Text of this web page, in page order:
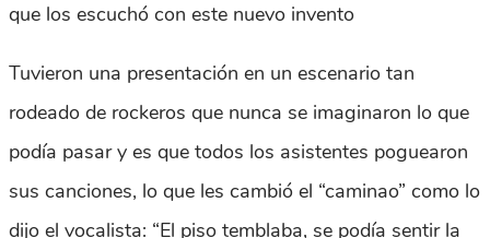
que los escuchó con este nuevo invento
Tuvieron una presentación en un escenario tan
rodeado de rockeros que nunca se imaginaron lo que
podía pasar y es que todos los asistentes poguearon
sus canciones, lo que les cambió el “caminao” como lo
dijo el vocalista: “El piso temblaba, se podía sentir la